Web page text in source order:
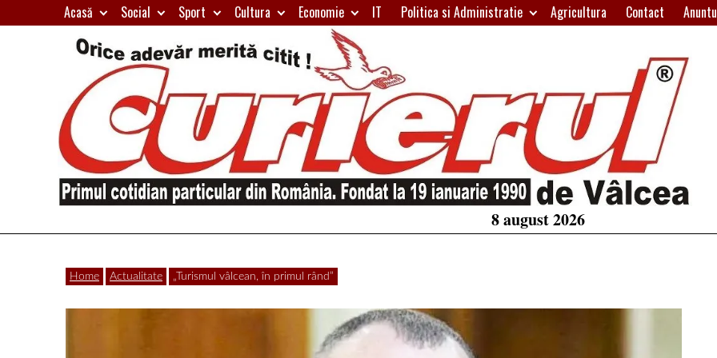
to
Acasă Social Sport Cultura Economie IT Politica si Administratie Agricultura Contact
Curierul
de
Primul
particular
din
8 august 2026
Home Actualitate „Turismul vâlcean, în primul rând”